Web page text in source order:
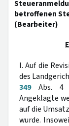
betroffenen
(Bearbeiter)
I. Auf die
des
349Abs. 4
Angeklagte
auf die
wurde.